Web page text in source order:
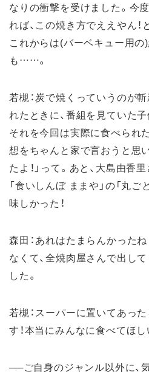
なりの衝撃を受けました。今
れば、この焼き方でええやん！
これからは(バーベキュー用
も……。
若槻：炭で焼くっていうのが
れたときに、番組を見ていた子
それを今回は実際に食べられ
想をちゃんと家で言おうと思
たよ！」って。あと、大島由香
「食いしんぼ ままや」の「丸
味しかった！
森田：あれはたまらんかったね
なくて、全焼肉屋さんで出し
した。
若槻：スーパーに置いてあっ
す！本当にみんなに食べてほし
──ご自身のジャンル以外に、